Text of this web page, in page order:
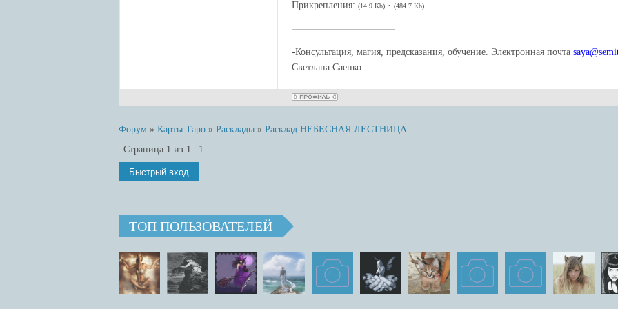
Прикрепления: (14.9 Kb) · (484.7 Kb)
-Консультация, магия, предсказания, обучение. Электронная почта
Светлана Саенко
Форум » Карты Таро » Расклады » Расклад НЕБЕСНАЯ ЛЕСТНИЦА
Страница 1 из 1 1
ТОП ПОЛЬЗОВАТЕЛЕЙ